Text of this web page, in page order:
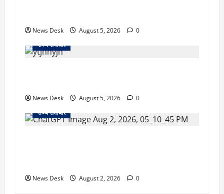
News Desk August 5, 2026
0
राज्य समाचार
News Desk August 5, 2026
0
राज्य समाचार
News Desk August 2, 2026 0